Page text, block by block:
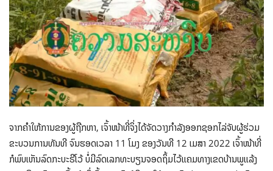
ຈາກຄຳໃຫ້ການຂອງຜູ້ຖືກຫາ, ເຈົ້າໜ້າທີ່ຈິ່ງໄດ້ຈັດວາງກຳລັງອອກຊອກໄລ່ຈັບຜູ້ຮ່ວມ
ຂະບວນການທັນທີ ຈົນຮອດເວລາ 11 ໂມງ ຂອງວັນທີ 12 ເມສາ 2022 ເຈົ້າໜ້າທີ່
ກໍພົບເຫັນລົດກະບະຣີໂວ້ ບໍ່ມີລົດເລກທະບຽນຈອດຖິ້ມໄວ້ແຄມທາງເຂດບ້ານພູແລ້ງ